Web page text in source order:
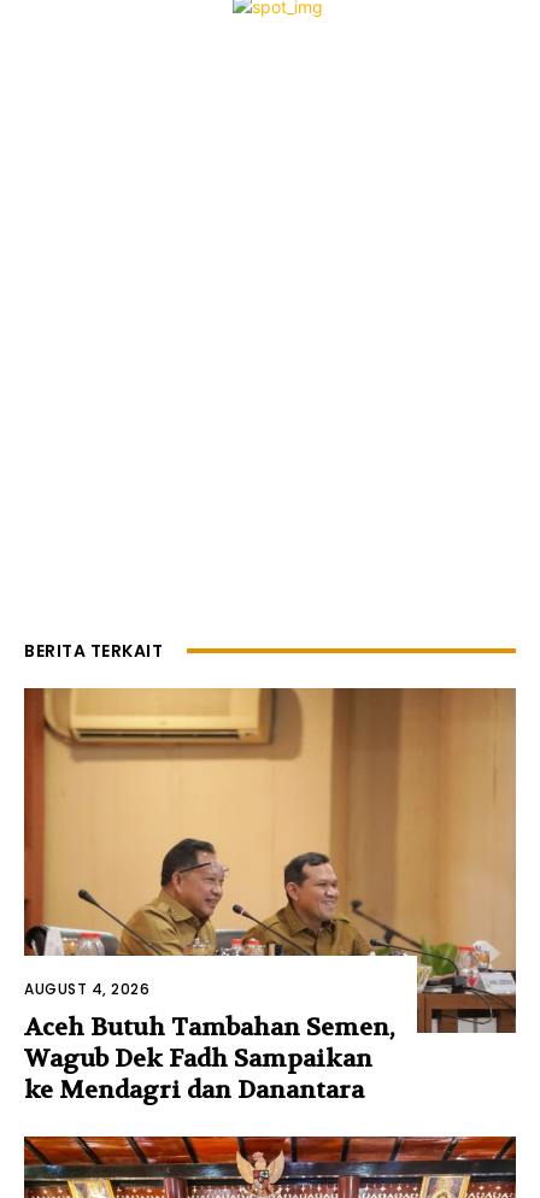
BERITA TERKAIT
AUGUST 4, 2026
Aceh Butuh Tambahan Semen,
Wagub Dek Fadh Sampaikan
ke Mendagri dan Danantara